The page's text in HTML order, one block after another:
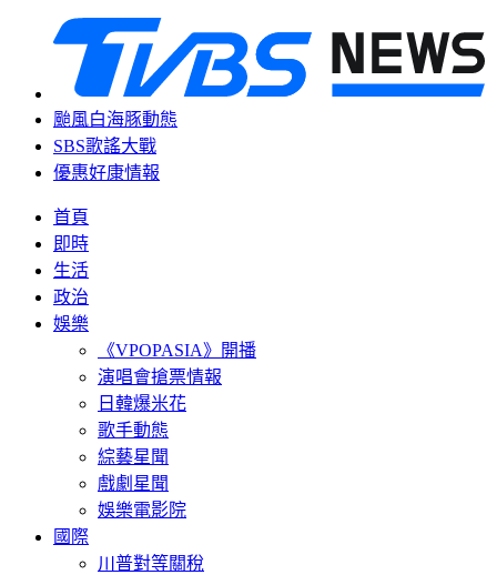
颱風白海豚動態
SBS歌謠大戰
優惠好康情報
首頁
即時
生活
政治
娛樂
《VPOPASIA》開播
演唱會搶票情報
日韓爆米花
歌手動態
綜藝星聞
戲劇星聞
娛樂電影院
國際
川普對等關稅